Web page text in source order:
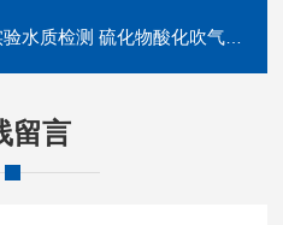
水质检测 硫化物酸化吹气仪
留言